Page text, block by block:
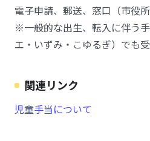
電子申請、郵送、窓口（市役
※一般的な出生、転入に伴う
エ・いずみ・こゆるぎ）でも受
関連リンク
児童手当について